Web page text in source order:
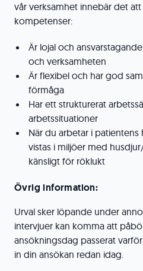
vår verksamhet innebär det
kompetenser:
Är lojal och
och verksamheten
Är flexibel och har god
förmåga
Har ett strukturerat
arbetssituationer
När du arbetar i
vistas i miljöer med
känsligt för röklukt
Övrig information:
Urval sker löpande under
intervjuer kan komma att
ansökningsdag passerat
in din ansökan redan idag.